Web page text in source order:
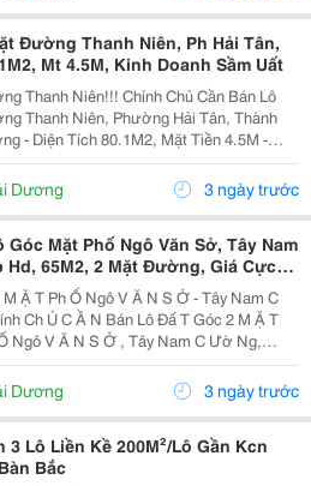
Đường Thanh Niên, Ph Hải Tân,
Mt 4.5M, Kinh Doanh Sầm Uất
Chính Chủ Cần Bán Lô
Thanh Niên, Phường Hải Tân, Thành
4.5M -
Đôi Trục
Phố, Đằng Sau Có Đường Kỹ...
Dương 3 ngày trước
Góc Mặt Phố Ngô Văn Sở, Tây Nam
Hd, 65M2, 2 Mặt Đường, Giá Cực
TỷẶ T Ph Ố Ngô V Ă N S Ở - Tây Nam C
Ngô V Ă N S Ở , Tây Nam C Ườ Ng,
- Di Ệ N Tích 65M2, M Ặ T Ti
Ề N C Ự C R Ộ Ng - H Ướ Ng Tây, Tây B Ắ C, B Ắ...
Dương 3 ngày trước
3 Lô Liền Kề 200M²/Lô Gần Kcn
Bắc